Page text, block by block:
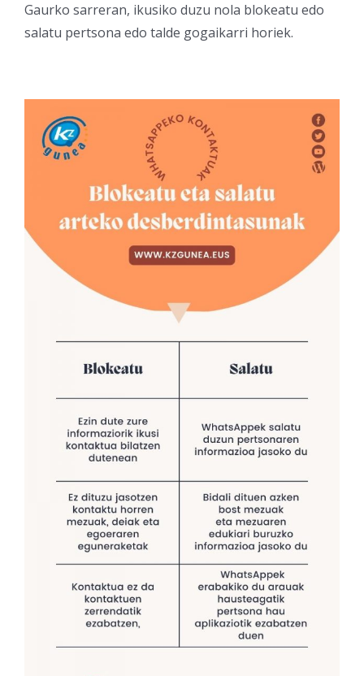
Gaurko sarreran, ikusiko duzu nola blokeatu edo
salatu pertsona edo talde gogaikarri horiek.